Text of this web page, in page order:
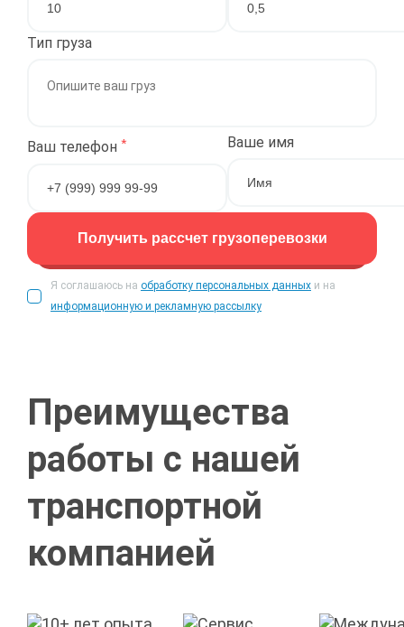
Тип груза
Ваш телефон * Ваше имя
Получить рассчет грузоперевозки
Я соглашаюсь на обработку персональных данных и на
информационную и рекламную рассылку
Преимущества
работы с нашей
транспортной
компанией